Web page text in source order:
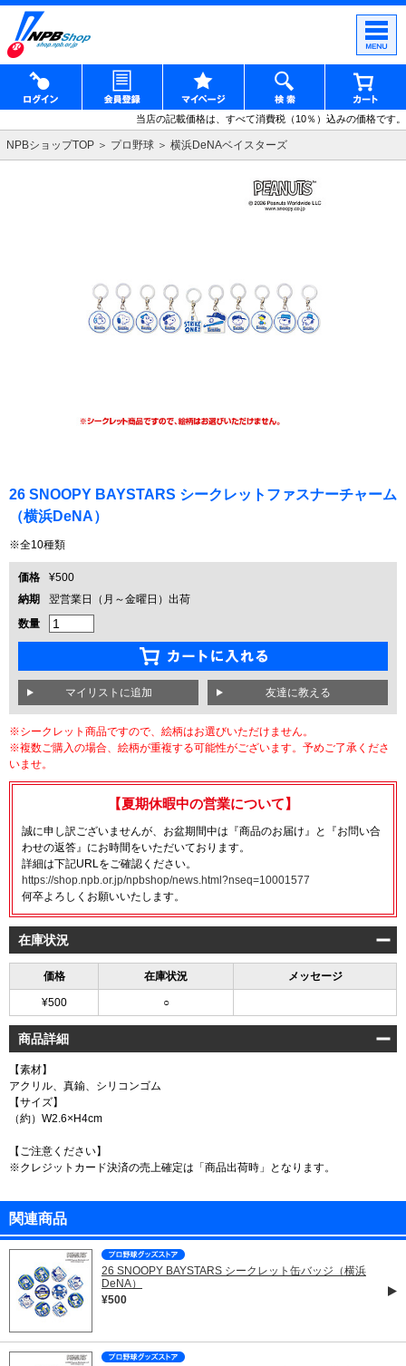
当店の記載価格は、すべて消費税（10％）込みの価格です。
NPBショップTOP プロ野球 横浜DeNAベイスターズ
26 SNOOPY BAYSTARS シークレットファスナーチャーム
（横浜DeNA）
※全10種類
価格
¥500
納期
翌営業日（月～金曜日）出荷
数量
友達に教える
※シークレット商品ですので、絵柄はお選びいただけません。
※複数ご購入の場合、絵柄が重複する可能性がございます。予めご了承くださ
いませ。
【夏期休暇中の営業について】
誠に申し訳ございませんが、お盆期間中は『商品のお届け』と『お問い合
わせの返答』にお時間をいただいております。
詳細は下記URLをご確認ください。
https://shop.npb.or.jp/npbshop/news.html?nseq=10001577
何卒よろしくお願いいたします。
在庫状況
価格 在庫状況 メッセージ
¥500 ○
商品詳細
【素材】
アクリル、真鍮、シリコンゴム
【サイズ】
（約）W2.6×H4cm
【ご注意ください】
※クレジットカード決済の売上確定は「商品出荷時」となります。
関連商品
26 SNOOPY BAYSTARS シークレット缶バッジ（横浜
DeNA）
¥500